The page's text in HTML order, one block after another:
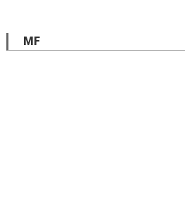
MF